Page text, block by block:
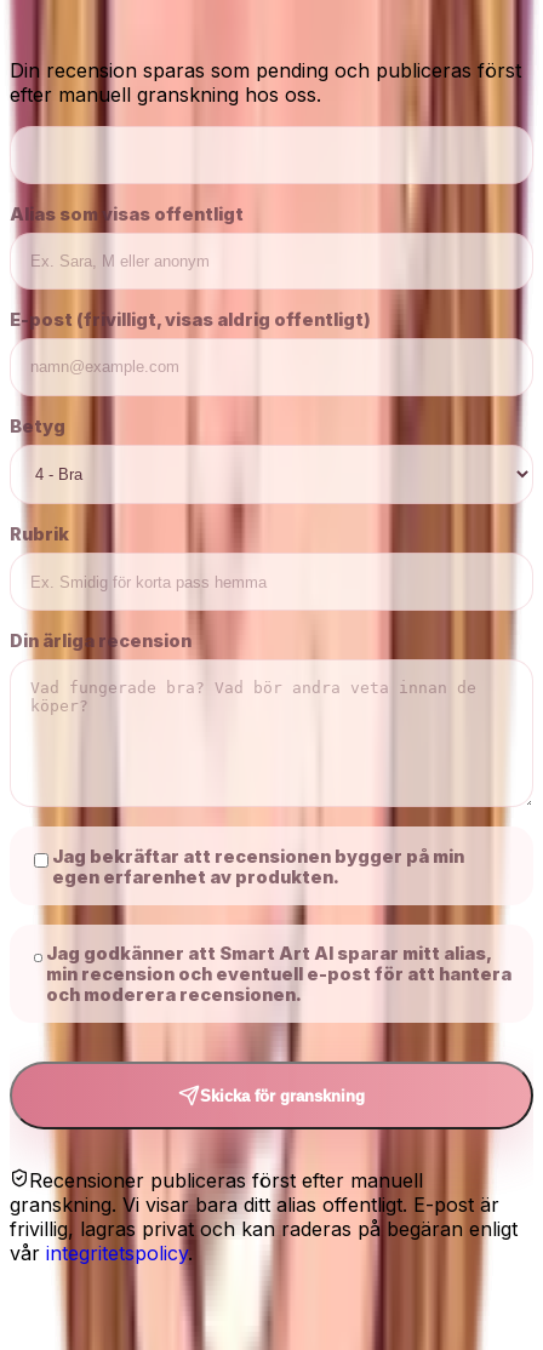
Din recension sparas som pending och publiceras först
efter manuell granskning hos oss.
Alias som visas offentligt
E-post (frivilligt, visas aldrig offentligt)
Betyg
Rubrik
Din ärliga recension
Jag bekräftar att recensionen bygger på min
egen erfarenhet av produkten.
Jag godkänner att Smart Art AI sparar mitt alias,
min recension och eventuell e-post för att hantera
och moderera recensionen.
Skicka för granskning
Recensioner publiceras först efter manuell
granskning. Vi visar bara ditt alias offentligt. E-post är
frivillig, lagras privat och kan raderas på begäran enligt
vår integritetspolicy.